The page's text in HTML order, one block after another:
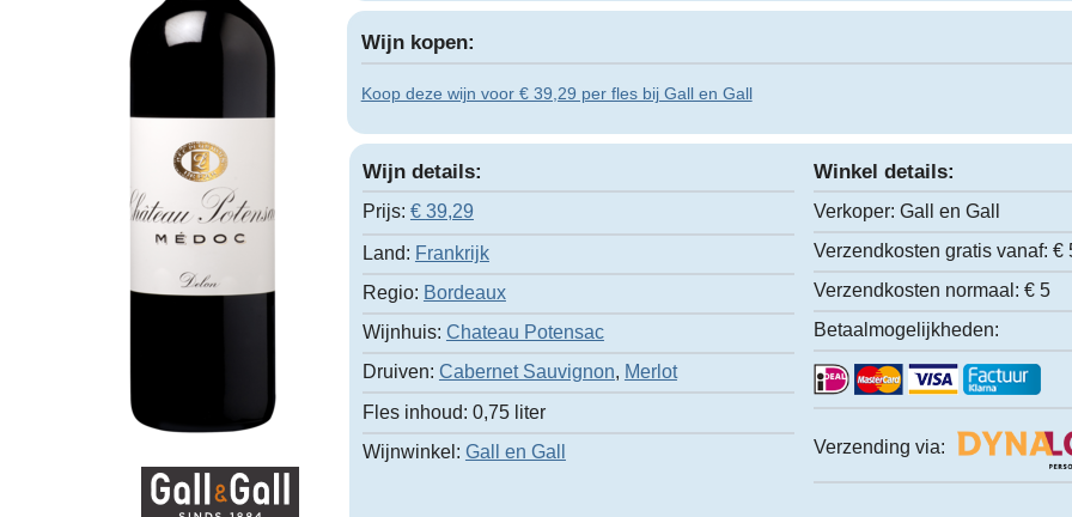
Wijn kopen:
Koop deze wijn voor € 39,29 per fles bij Gall en Gall
Wijn details:
Prijs: € 39,29
Land: Frankrijk
Regio: Bordeaux
Wijnhuis: Chateau Potensac
Druiven: Cabernet Sauvignon, Merlot
Fles inhoud: 0,75 liter
Wijnwinkel: Gall en Gall
Winkel details:
Verkoper: Gall en Gall
Verzendkosten gratis vanaf: €
Verzendkosten normaal: € 5
Betaalmogelijkheden:
Verzending via: